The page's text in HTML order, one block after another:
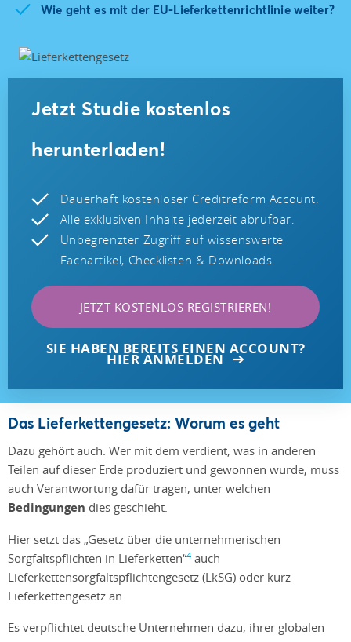
Wie geht es mit der EU-Lieferkettenrichtlinie weiter?
Jetzt Studie kostenlos
herunterladen!
Dauerhaft kostenloser Creditreform Account.
Alle exklusiven Inhalte jederzeit abrufbar.
Unbegrenzter Zugriff auf wissenswerte
Fachartikel, Checklisten & Downloads.
JETZT KOSTENLOS REGISTRIEREN!
SIE HABEN BEREITS EINEN ACCOUNT?
HIER ANMELDEN
Das Lieferkettengesetz: Worum es geht
Dazu gehört auch: Wer mit dem verdient, was in anderen
Teilen auf dieser Erde produziert und gewonnen wurde, muss
auch Verantwortung dafür tragen, unter welchen
Bedingungen dies geschieht.
Hier setzt das „Gesetz über die unternehmerischen
Sorgfaltspflichten in Lieferketten“4 auch
Lieferkettensorgfaltspflichtengesetz (LkSG) oder kurz
Lieferkettengesetz an.
Es verpflichtet deutsche Unternehmen dazu, ihrer globalen